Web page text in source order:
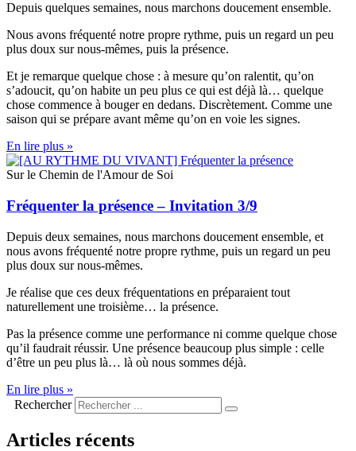
Depuis quelques semaines, nous marchons doucement ensemble.
Nous avons fréquenté notre propre rythme, puis un regard un peu
plus doux sur nous-mêmes, puis la présence.
Et je remarque quelque chose : à mesure qu’on ralentit, qu’on
s’adoucit, qu’on habite un peu plus ce qui est déjà là… quelque
chose commence à bouger en dedans. Discrètement. Comme une
saison qui se prépare avant même qu’on en voie les signes.
En lire plus »
Sur le Chemin de l'Amour de Soi
Fréquenter la présence – Invitation 3/9
Depuis deux semaines, nous marchons doucement ensemble, et
nous avons fréquenté notre propre rythme, puis un regard un peu
plus doux sur nous-mêmes.
Je réalise que ces deux fréquentations en préparaient tout
naturellement une troisième… la présence.
Pas la présence comme une performance ni comme quelque chose
qu’il faudrait réussir. Une présence beaucoup plus simple : celle
d’être un peu plus là… là où nous sommes déjà.
En lire plus »
Rechercher
Articles récents